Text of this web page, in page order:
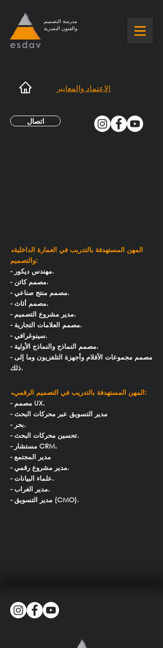
والفنون البصرية.
اتصال
الاعتماد والمعايير
.المهن المستهدفة بالتدريب في العمارة الداخلية
والتصميم:
- مهندس ديكور.
- مصمم كائن.
- مصمم منتج صناعي.
- مصمم أثاث.
- مدير مشروع التصميم.
- مصمم العلامات التجارية.
- سينوغرافي.
- مصمم النماذج والنماذج الأولية.
- مصمم مجموعات الأفلام وأجهزة التلفزيون وما إلى
ذلك.
.
المهن المستهدفة بالتدريب في التصميم الرقمي:
- مصمم UX.
- مدير التسويق عبر محركات البحث
- بحر.
- تحسين محركات البحث.
- مستشار CRM.
- مدير المجتمع
- مدير مشروع رقمي.
- علماء البيانات.
- مدير الغراب.
- مدير التسويق (CMO).